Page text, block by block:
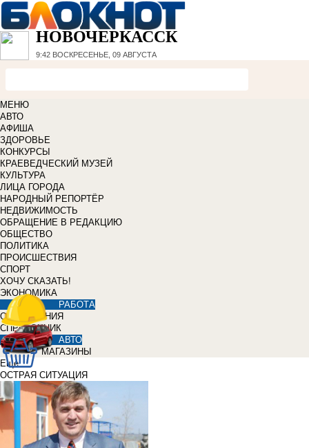
НОВОЧЕРКАССК
9:42 ВОСКРЕСЕНЬЕ, 09 АВГУСТА
МЕНЮ
АВТО
АФИША
ЗДОРОВЬЕ
КОНКУРСЫ
КРАЕВЕДЧЕСКИЙ МУЗЕЙ
КУЛЬТУРА
ЛИЦА ГОРОДА
НАРОДНЫЙ РЕПОРТЁР
НЕДВИЖИМОСТЬ
ОБРАЩЕНИЕ В РЕДАКЦИЮ
ОБЩЕСТВО
ПОЛИТИКА
ПРОИСШЕСТВИЯ
СПОРТ
ХОЧУ СКАЗАТЬ!
ЭКОНОМИКА
РАБОТА
ОБЪЯВЛЕНИЯ
СПРАВОЧНИК
АВТО
МАГАЗИНЫ
Еще
ОСТРАЯ СИТУАЦИЯ